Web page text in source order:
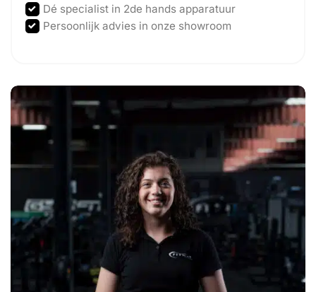
Dé specialist in 2de hands apparatuur
Persoonlijk advies in onze showroom